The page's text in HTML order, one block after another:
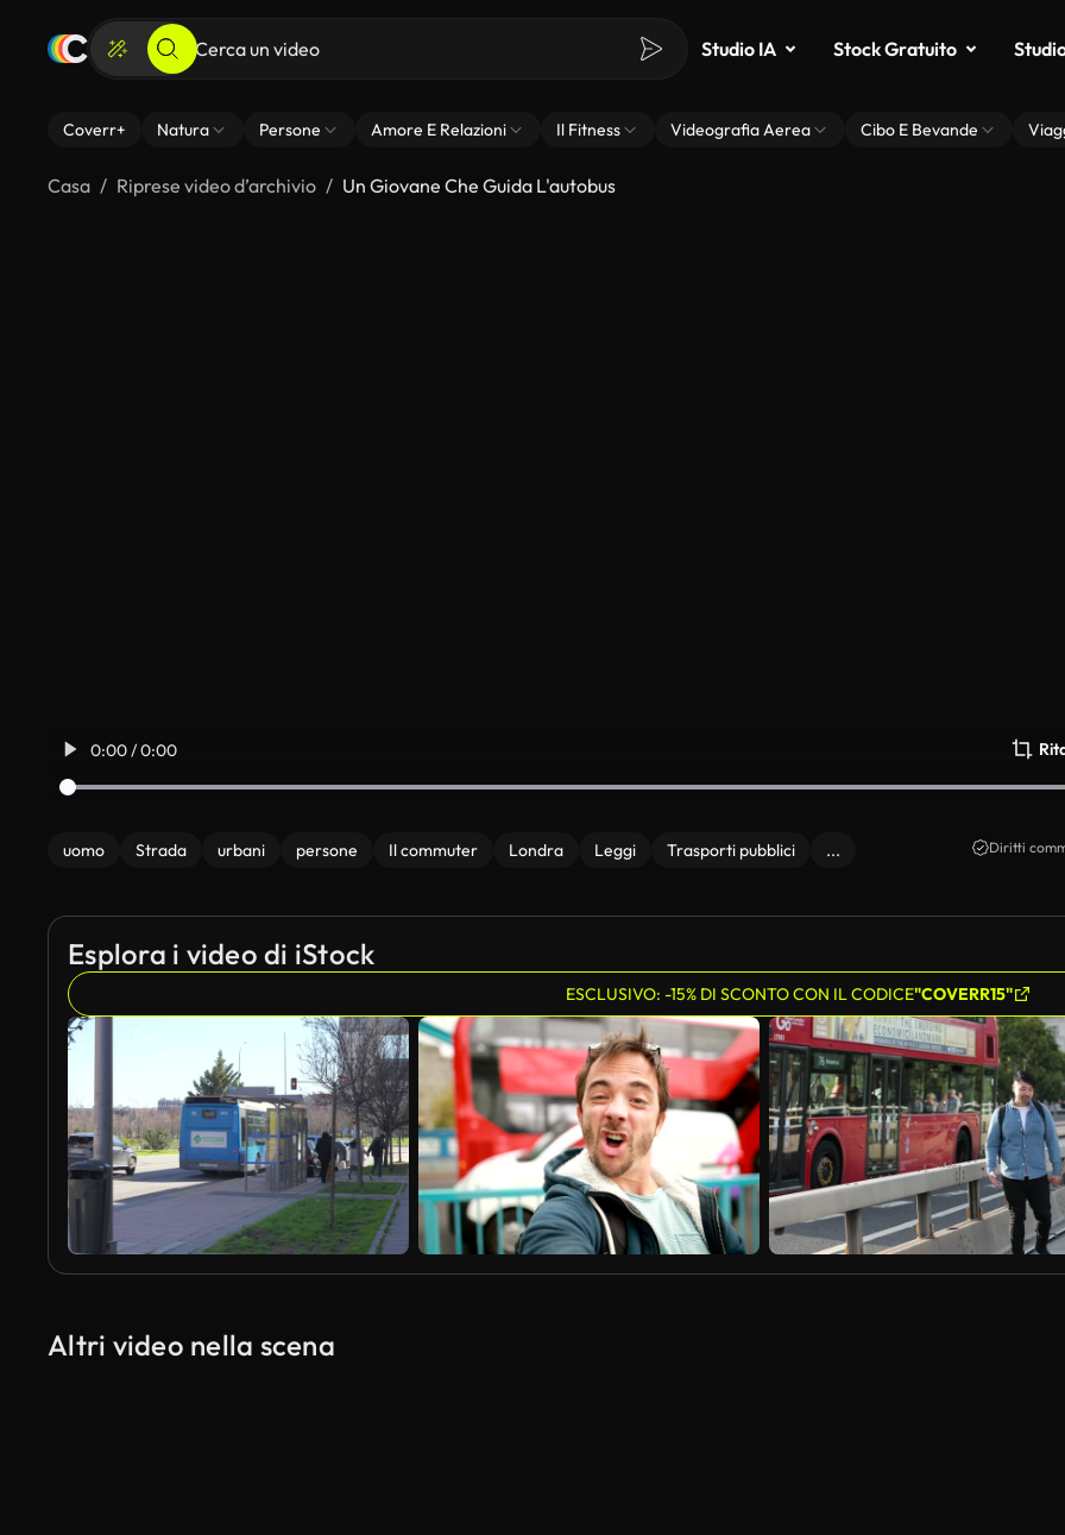
Studio IA Stock Gratuito
Coverr+ Natura Persone Amore E Relazioni Il Fitness Videografia Aerea Cibo E Bevande
Casa Riprese video d’archivio Un Giovane Che Guida L'autobus
0:00 / 0:00
uomo Strada urbani persone Il commuter Londra Leggi Trasporti pubblici ... Diritti
Esplora i video di iStock
ESCLUSIVO: -15% DI SCONTO CON IL CODICE"COVERR15"
Altri video nella scena